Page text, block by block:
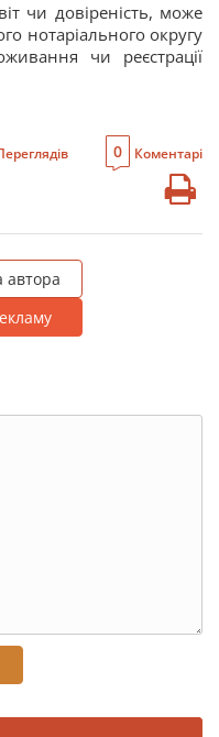
чи довіреність, може
нотаріального округу
чи реєстрації
0 Коментарі
автора